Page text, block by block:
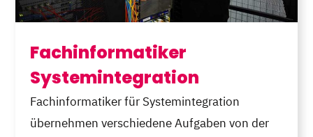
Fachinformatiker
Systemintegration
Fachinformatiker für Systemintegration
übernehmen verschiedene Aufgaben von der